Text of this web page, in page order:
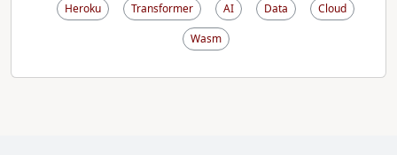
Heroku
Transformer AI Data
Cloud
Wasm